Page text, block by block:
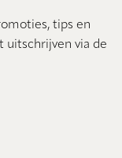
tips en
uitschrijven via de